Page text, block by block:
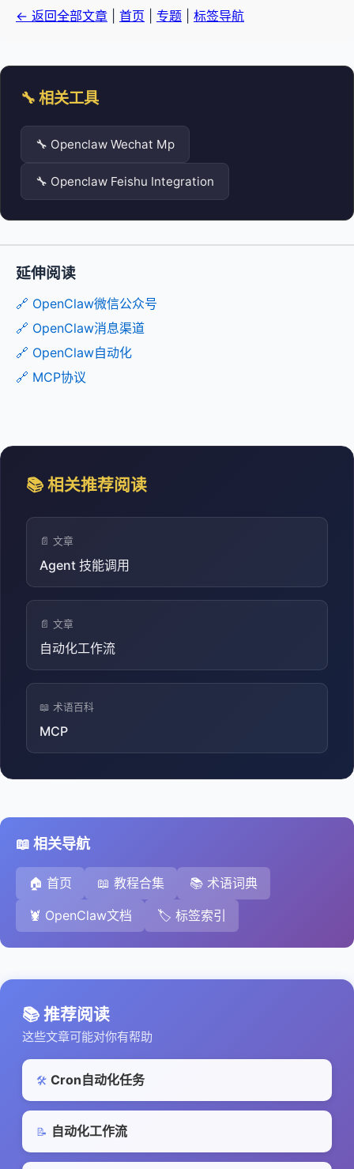
← 返回全部文章
首页 专题 标签导航
🔧 相关工具
🔧 Openclaw Wechat Mp
🔧 Openclaw Feishu Integration
延伸阅读
🔗 OpenClaw微信公众号
🔗 OpenClaw消息渠道
🔗 OpenClaw自动化
🔗 MCP协议
📚 相关推荐阅读
📄 文章
Agent 技能调用
📄 文章
自动化工作流
📖 术语百科
MCP
📖 相关导航
🏠 首页 📖 教程合集 📚 术语词典
🦞 OpenClaw文档 🏷️ 标签索引
📚 推荐阅读
这些文章可能对你有帮助
🛠️ Cron自动化任务
📝 自动化工作流